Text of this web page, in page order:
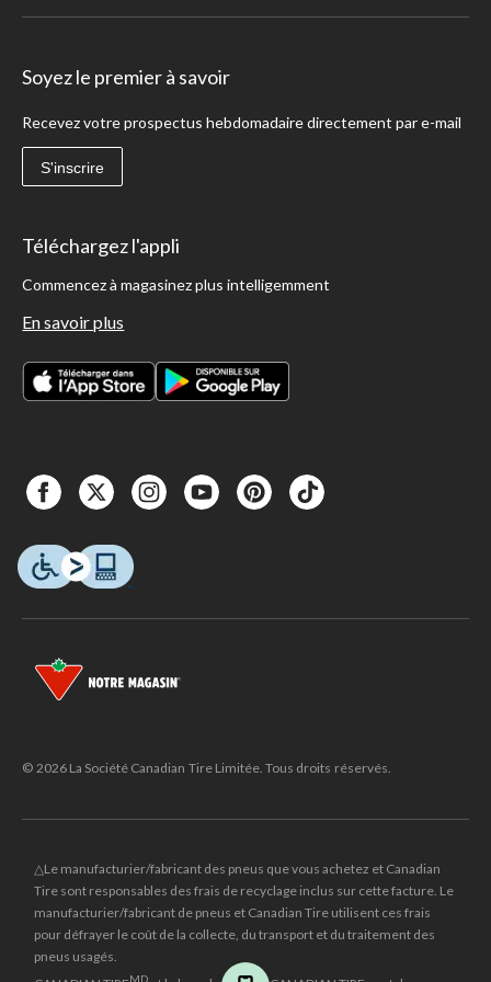
plus elle vous semblera lourde. Vous pouvez aussi ajuster facilement l'intensité de
corps.
Soyez le premier à savoir
Recevez votre prospectus hebdomadaire directement par e-mail
S'inscrire
Téléchargez l'appli
Commencez à magasinez plus intelligemment
En savoir plus
© 2026 La Société Canadian Tire Limitée. Tous droits réservés.
△Le manufacturier/fabricant des pneus que vous achetez et Canadian
Tire sont responsables des frais de recyclage inclus sur cette facture. Le
manufacturier/fabricant de pneus et Canadian Tire utilisent ces frais
pour défrayer le coût de la collecte, du transport et du traitement des
pneus usagés.
MD